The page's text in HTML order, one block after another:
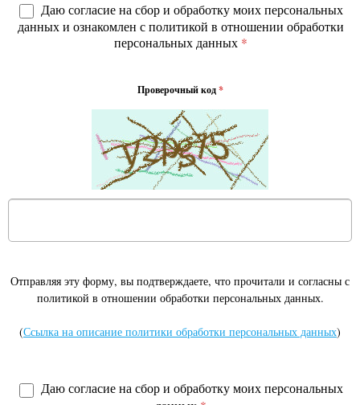
Даю согласие на сбор и обработку моих персональных
данных и ознакомлен с политикой в отношении обработки
персональных данных *
Проверочный код*
Отправляя эту форму, вы подтверждаете, что прочитали и согласны с
политикой в отношении обработки персональных данных.
(Ссылка на описание политики обработки персональных данных)
Даю согласие на сбор и обработку моих персональных